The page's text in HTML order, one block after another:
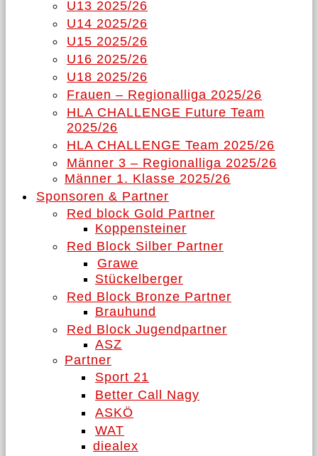
U13 2025/26
U14 2025/26
U15 2025/26
U16 2025/26
U18 2025/26
Frauen – Regionalliga 2025/26
HLA CHALLENGE Future Team
2025/26
HLA CHALLENGE Team 2025/26
Männer 3 – Regionalliga 2025/26
Männer 1. Klasse 2025/26
Sponsoren & Partner
Red block Gold Partner
Koppensteiner
Red Block Silber Partner
Grawe
Stückelberger
Red Block Bronze Partner
Brauhund
Red Block Jugendpartner
ASZ
Partner
Sport 21
Better Call Nagy
ASKÖ
WAT
diealex